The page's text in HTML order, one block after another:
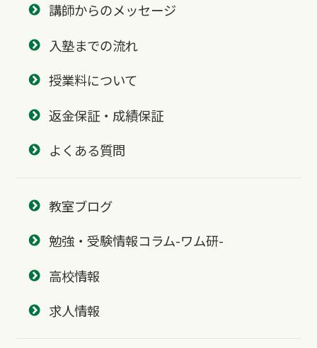
講師からのメッセージ
入塾までの流れ
授業料について
返金保証・成績保証
よくある質問
教室ブログ
勉強・受験情報コラム-ワム研-
高校情報
求人情報